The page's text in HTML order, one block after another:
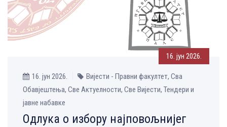
16. јун 2026.
16. јун 2026.
Вијести - Правни факултет, Сва
Обавјештења, Све Aктуелности, Све Вијести, Тендери и
јавне набавке
Одлука о избору најповољнијег